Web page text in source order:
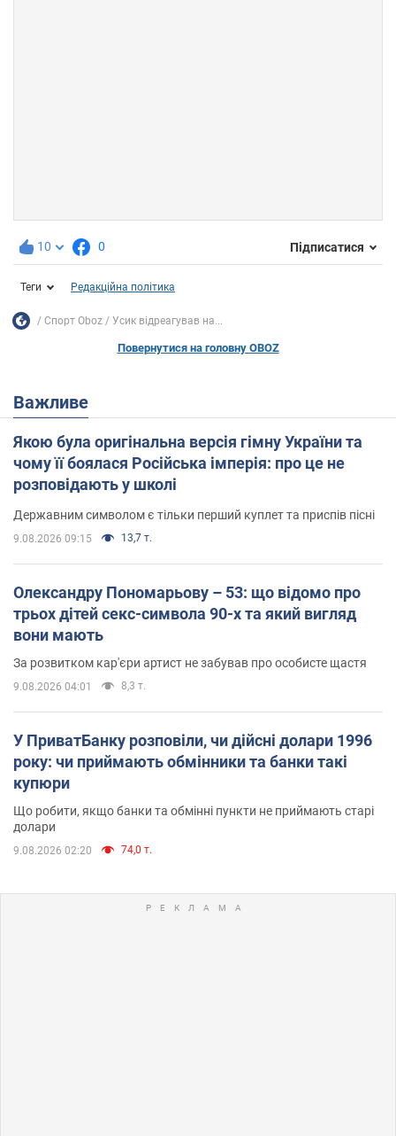
10 0 Підписатися
Теги Редакційна політика
Спорт Oboz Усик відреагував на...
Повернутися на головну OBOZ
Важливе
Якою була оригінальна версія гімну України та
чому її боялася Російська імперія: про це не
розповідають у школі
Державним символом є тільки перший куплет та приспів пісні
9.08.2026 09:15 13,7 т.
Олександру Пономарьову – 53: що відомо про
трьох дітей секс-символа 90-х та який вигляд
вони мають
За розвитком кар'єри артист не забував про особисте щастя
9.08.2026 04:01 8,3 т.
У ПриватБанку розповіли, чи дійсні долари 1996
року: чи приймають обмінники та банки такі
купюри
Що робити, якщо банки та обмінні пункти не приймають старі
долари
9.08.2026 02:20 74,0 т.